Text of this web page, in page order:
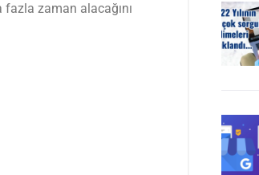
fazla zaman alacağını